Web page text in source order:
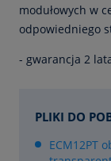
modułowych w
odpowiedniego
- gwarancja 2
PLIKI DO
ECM12PT